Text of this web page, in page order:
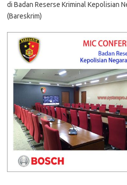
di Badan Reserse Kriminal Kepolisian
(Bareskrim)